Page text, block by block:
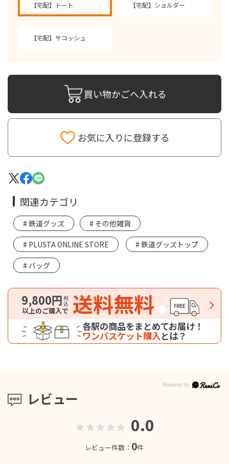
【宅配】トート 【宅配】ショルダー
【宅配】サコッシュ
買い物かごへ入れる
お気に入りに登録する
レビュー
0.0
レビュー件数： 0件
関連カテゴリ
鉄道グッズ その他雑貨
PLUSTA ONLINE STORE 鉄道グッズトップ
バッグ
9,800円税込
以上のご購入で 送料無料
各駅の商品をまとめてお届け！
ワンバスケット購入とは？